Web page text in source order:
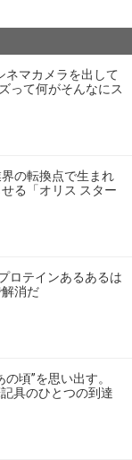
ネマカメラを出して
って何がそんなにス
の転換点で生まれ
る「オリス スター
ロテインあるあるは
消だ
頃”を思い出す。
具のひとつの到達